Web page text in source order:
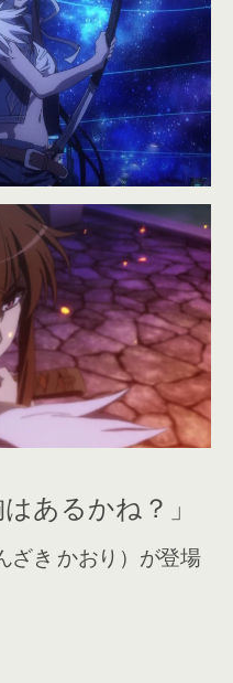
あるかね？」
ざき かおり）が登場